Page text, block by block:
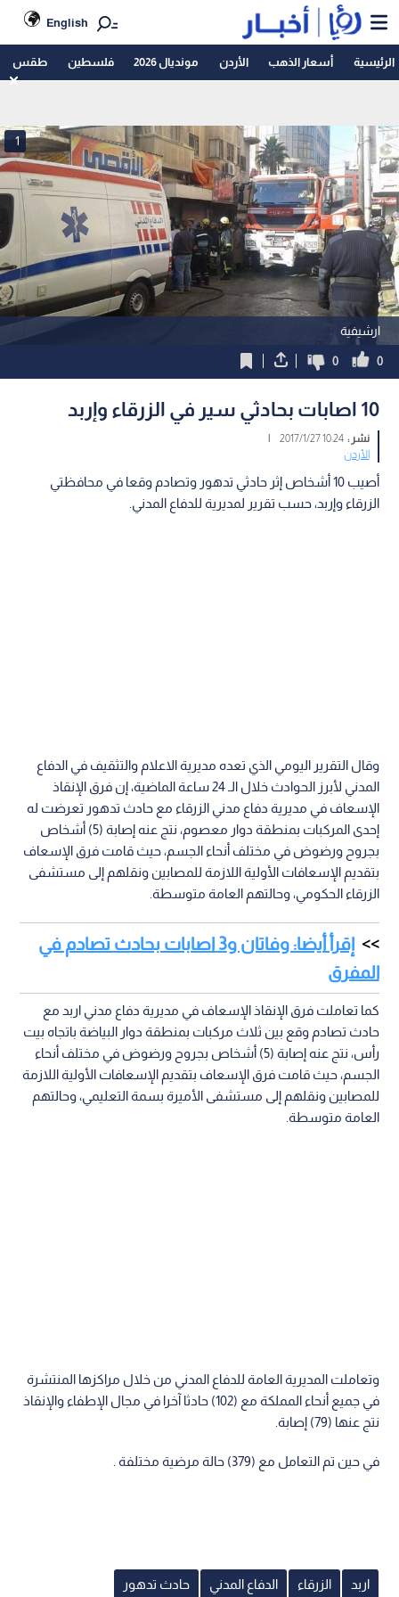
English
الرئيسية أسعار الذهب الأردن مونديال 2026 فلسطين طقس
ارشيفية
1
0
0
10 اصابات بحادثي سير في الزرقاء وإربد
نشر :10:24 2017/1/27
|
الأردن
أصيب 10 أشخاص إثر حادثي تدهور وتصادم وقعا في محافظتي
الزرقاء وإربد، حسب تقرير لمديرية للدفاع المدني.
وقال التقرير اليومي الذي تعده مديرية الاعلام والتثقيف في الدفاع
المدني لأبرز الحوادث خلال الـ 24 ساعة الماضية، إن فرق الإنقاذ
الإسعاف في مديرية دفاع مدني الزرقاء مع حادث تدهور تعرضت له
إحدى المركبات بمنطقة دوار معصوم، نتج عنه إصابة (5) أشخاص
بجروح ورضوض في مختلف أنحاء الجسم، حيث قامت فرق الإسعاف
بتقديم الإسعافات الأولية اللازمة للمصابين ونقلهم إلى مستشفى
الزرقاء الحكومي، وحالتهم العامة متوسطة.
إقرأ أيضا: وفاتان و3 اصابات بحادث تصادم في
المفرق
كما تعاملت فرق الإنقاذ الإسعاف في مديرية دفاع مدني اربد مع
حادث تصادم وقع بين ثلاث مركبات بمنطقة دوار البياضة باتجاه بيت
رأس، نتج عنه إصابة (5) أشخاص بجروح ورضوض في مختلف أنحاء
الجسم، حيث قامت فرق الإسعاف بتقديم الإسعافات الأولية اللازمة
للمصابين ونقلهم إلى مستشفى الأميرة بسمة التعليمي، وحالتهم
العامة متوسطة.
وتعاملت المديرية العامة للدفاع المدني من خلال مراكزها المنتشرة
في جميع أنحاء المملكة مع (102) حادثا آخرا في مجال الإطفاء والإنقاذ
نتج عنها (79) إصابة.
في حين تم التعامل مع (379) حالة مرضية مختلفة .
اربد الزرقاء الدفاع المدني حادث تدهور